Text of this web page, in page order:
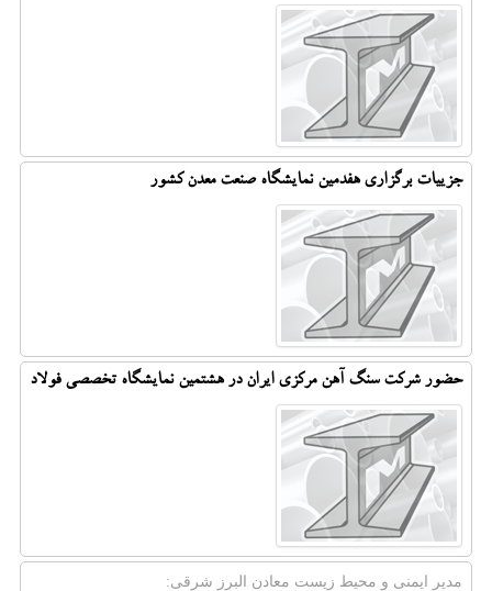
جزییات برگزاری هفدمین نمایشگاه صنعت معدن کشور
حضور شرکت سنگ آهن مرکزی ایران در هشتمین نمایشگاه تخصصی فولاد
مدیر ایمنی و محیط زیست معادن البرز شرقی: